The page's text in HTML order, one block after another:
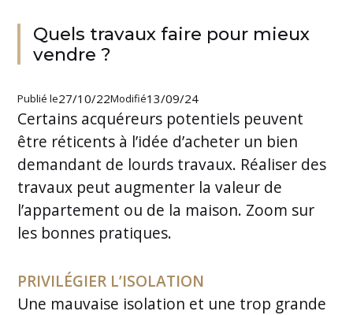
Quels travaux faire pour mieux
vendre ?
Publié le27/10/22Modifié13/09/24
Certains acquéreurs potentiels peuvent
être réticents à l’idée d’acheter un bien
demandant de lourds travaux. Réaliser des
travaux peut augmenter la valeur de
l’appartement ou de la maison. Zoom sur
les bonnes pratiques.
PRIVILÉGIER L’ISOLATION
Une mauvaise isolation et une trop grande